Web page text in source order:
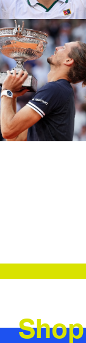
Shop